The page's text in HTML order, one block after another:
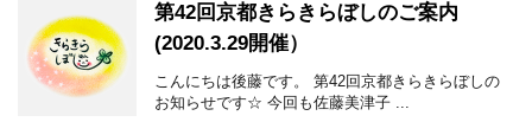
第42回京都きらきらぼしのご案内
(2020.3.29開催）
こんにちは後藤です。 第42回京都きらきらぼしの
お知らせです☆ 今回も佐藤美津子 ...